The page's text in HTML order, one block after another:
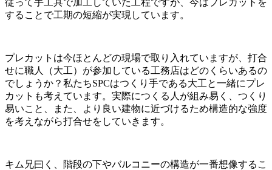
することで工期の短縮が実現しています。
プレカットは今ほとんどの現場で取り入れていますが、打合
せに職人（大工）が参加している工務店はどのくらいあるの
でしょうか？私たちSPCはつくり手である大工と一緒にプレ
カットも考えています。実際につくる人が組み易く、つくり
易いこと、また、より良い建物に近づけるため構造的な強度
を考えながら打合せをしていきます。
キム兄曰く、階段の下やバルコニーの構造が一番想像するこ